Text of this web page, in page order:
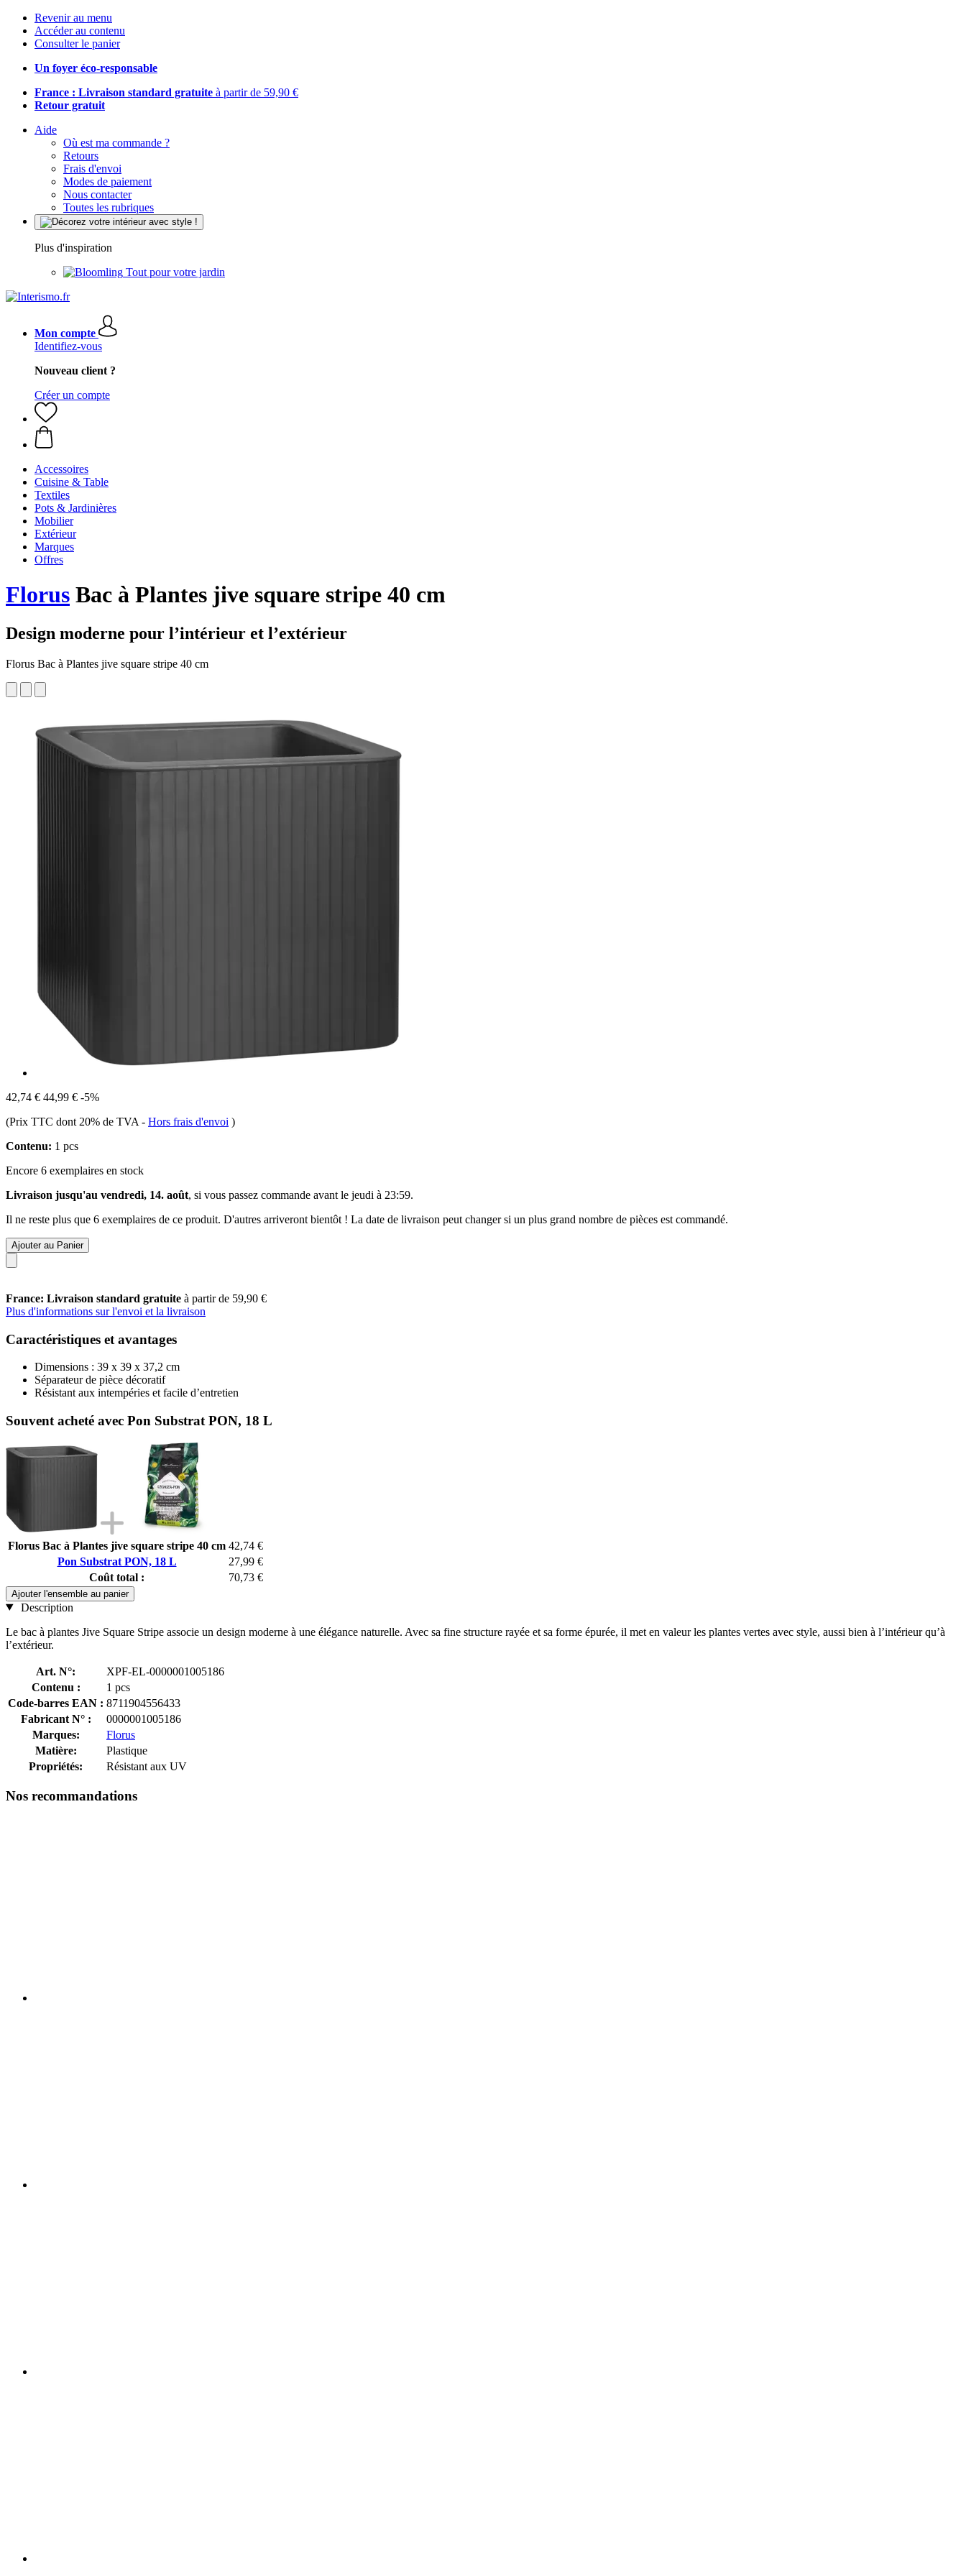
Revenir au menu
Accéder au contenu
Consulter le panier
Un foyer éco-responsable
France : Livraison standard gratuite à partir de 59,90 €
Retour gratuit
Aide
Où est ma commande ?
Retours
Frais d'envoi
Modes de paiement
Nous contacter
Toutes les rubriques
Plus d'inspiration
Tout pour votre jardin
Mon compte
Identifiez-vous
Nouveau client ?
Créer un compte
Accessoires
Cuisine & Table
Textiles
Pots & Jardinières
Mobilier
Extérieur
Marques
Offres
Florus Bac à Plantes jive square stripe 40 cm
Design moderne pour l’intérieur et l’extérieur
Florus Bac à Plantes jive square stripe 40 cm
42,74 € 44,99 € -5%
(Prix TTC dont 20% de TVA - Hors frais d'envoi )
Contenu: 1 pcs
Encore 6 exemplaires en stock
Livraison jusqu'au vendredi, 14. août, si vous passez commande avant le jeudi à 23:59.
Il ne reste plus que 6 exemplaires de ce produit. D'autres arriveront bientôt ! La date de livraison peut changer si un plus grand nombre de pièces est commandé.
Ajouter au Panier
France: Livraison standard gratuite à partir de 59,90 €
Plus d'informations sur l'envoi et la livraison
Caractéristiques et avantages
Dimensions : 39 x 39 x 37,2 cm
Séparateur de pièce décoratif
Résistant aux intempéries et facile d’entretien
Souvent acheté avec Pon Substrat PON, 18 L
Florus Bac à Plantes jive square stripe 40 cm 42,74 €
Pon Substrat PON, 18 L
27,99 €
Coût total :
70,73 €
Ajouter l'ensemble au panier
Description
Le bac à plantes Jive Square Stripe associe un design moderne à une élégance naturelle. Avec sa fine structure rayée et sa forme épurée, il met en valeur les plantes vertes avec style, aussi bien à l’intérieur qu’à
l’extérieur.
Art. N°:
XPF-EL-0000001005186
Contenu :
1 pcs
Code-barres EAN : 8711904556433
Fabricant N° :
0000001005186
Marques:
Florus
Matière:
Plastique
Propriétés:
Résistant aux UV
Nos recommandations